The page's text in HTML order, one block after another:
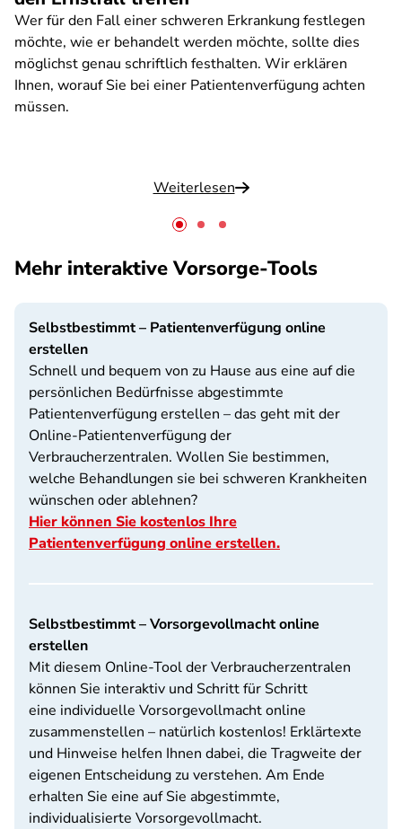
Wer für den Fall einer schweren Erkrankung festlegen
möchte, wie er behandelt werden möchte, sollte dies
möglichst genau schriftlich festhalten. Wir erklären
Ihnen, worauf Sie bei einer Patientenverfügung achten
müssen.
Weiterlesen
Mehr interaktive Vorsorge-Tools
Selbstbestimmt – Patientenverfügung online
erstellen
Schnell und bequem von zu Hause aus eine auf die
persönlichen Bedürfnisse abgestimmte
Patientenverfügung erstellen – das geht mit der
Online-Patientenverfügung der
Verbraucherzentralen. Wollen Sie bestimmen,
welche Behandlungen sie bei schweren Krankheiten
wünschen oder ablehnen?
Hier können Sie kostenlos Ihre
Patientenverfügung online erstellen.
Selbstbestimmt – Vorsorgevollmacht online
erstellen
Mit diesem Online-Tool der Verbraucherzentralen
können Sie interaktiv und Schritt für Schritt
eine individuelle Vorsorgevollmacht online
zusammenstellen – natürlich kostenlos! Erklärtexte
und Hinweise helfen Ihnen dabei, die Tragweite der
eigenen Entscheidung zu verstehen. Am Ende
erhalten Sie eine auf Sie abgestimmte,
individualisierte Vorsorgevollmacht.